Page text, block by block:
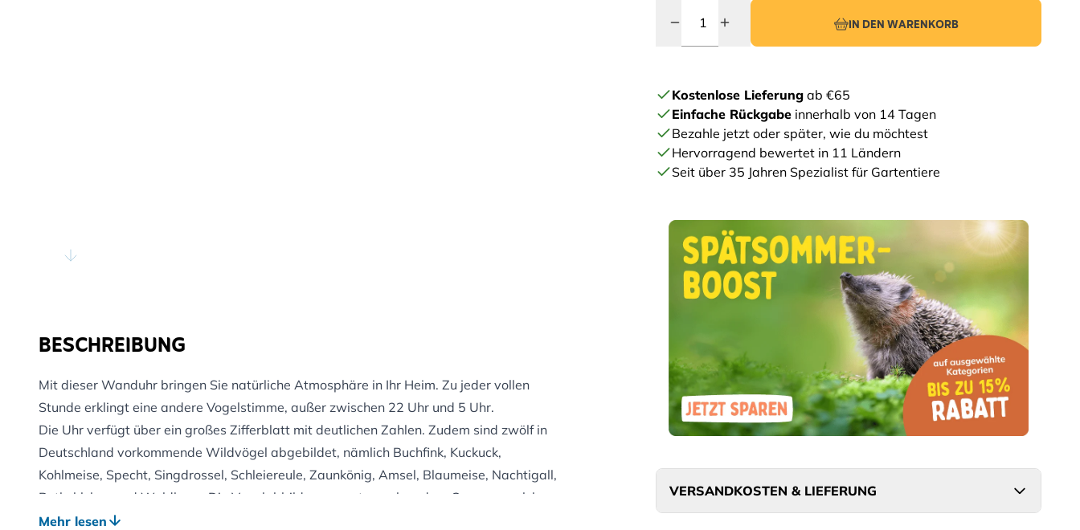
IN DEN WARENKORB
Kostenlose Lieferung ab €65
Einfache Rückgabe innerhalb von 14 Tagen
Bezahle jetzt oder später, wie du möchtest
Hervorragend bewertet in 11 Ländern
Seit über 35 Jahren Spezialist für Gartentiere
VERSANDKOSTEN & LIEFERUNG
BESCHREIBUNG
Mit dieser Wanduhr bringen Sie natürliche Atmosphäre in Ihr Heim. Zu jeder vollen
Stunde erklingt eine andere Vogelstimme, außer zwischen 22 Uhr und 5 Uhr.
Die Uhr verfügt über ein großes Zifferblatt mit deutlichen Zahlen. Zudem sind zwölf in
Deutschland vorkommende Wildvögel abgebildet, nämlich Buchfink, Kuckuck,
Kohlmeise, Specht, Singdrossel, Schleiereule, Zaunkönig, Amsel, Blaumeise, Nachtigall,
Rotkehlchen und Waldkauz. Die Vogelabbildungen entsprechen dem Gesang, welcher
zur vollen Stunde zu hören ist. Auf diese Weise bringen Sie nicht nur Natur ins Haus,
Mehr lesen